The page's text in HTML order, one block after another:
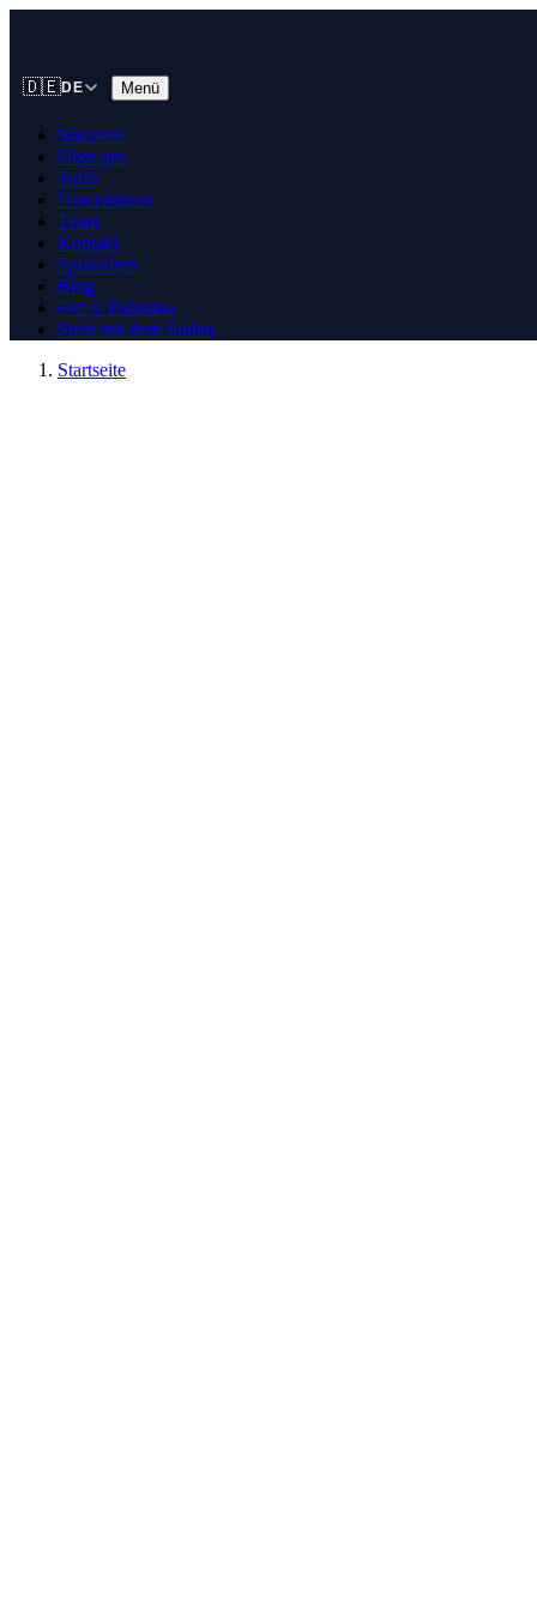
🇩🇪DE Menü
Startseite
Über uns
Tools
Unterstützen
Team
Kontakt
Sponsoren
Blog
Freies Palästina
Steht mit dem Sudan
Startseite